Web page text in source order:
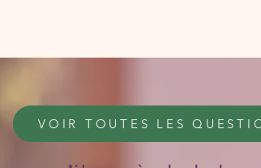
VOIR TOUTES LES